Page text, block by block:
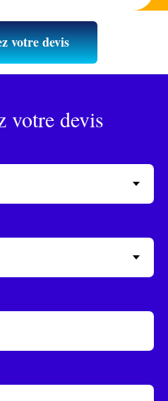
votre devis
votre devis